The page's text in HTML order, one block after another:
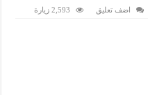
اضف تعليق 2,593 زيارة